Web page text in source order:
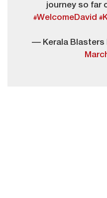
journey so far
#WelcomeDavid
— Kerala Blasters